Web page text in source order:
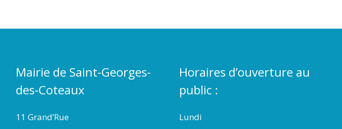
Mairie de Saint-Georges-
des-Coteaux
11 Grand’Rue
Horaires d’ouverture au
public :
Lundi